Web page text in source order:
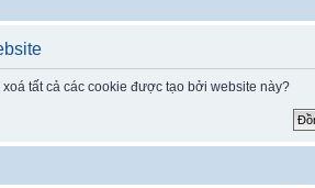
tất cả các cookie được tạo bởi website này?